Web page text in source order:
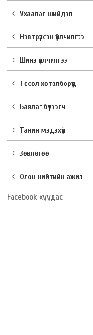
Ухаалаг шийдэл
Нэвтрүүлсэн үйлчилгээ
Шинэ үйлчилгээ
Төсөл хөтөлбөрүүд
Баялаг бүтээгч
Танин мэдэхүй
Зөвлөгөө
Олон нийтийн ажил
Facebook хуудас